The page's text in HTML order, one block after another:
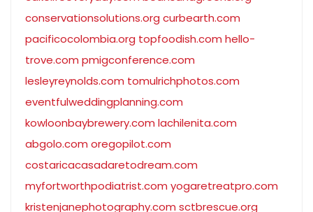
conservationsolutions.org curbearth.com
pacificocolombia.org topfoodish.com hello-
trove.com pmigconference.com
lesleyreynolds.com tomulrichphotos.com
eventfulweddingplanning.com
kowloonbaybrewery.com lachilenita.com
abgolo.com oregopilot.com
costaricacasadaretodream.com
myfortworthpodiatrist.com yogaretreatpro.com
kristenjanephotography.com sctbrescue.org